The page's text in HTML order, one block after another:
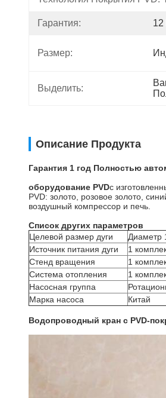
Гарантия: 12
Размер:
Выделить:
Описание Продукта
Гарантия 1 год Полностью
оборудование PVDс
PVD: золото, розовое золото,
воздушный компрессор и печь.
Список других параметров
Целевой размер дуги
Диаметр
Источник питания дуги
1
Стенд вращения
1
Система отопления
1
Насосная группа
Марка насоса
Китай
Водопроводный кран с PVD-